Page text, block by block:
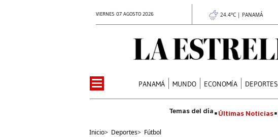
VIERNES 07 AGOSTO 2026 24.4°C | PANAMÁ
PANAMÁ MUNDO ECONOMÍA DEPORTES
Últimas Noticias
Inicio> Deportes> Fútbol